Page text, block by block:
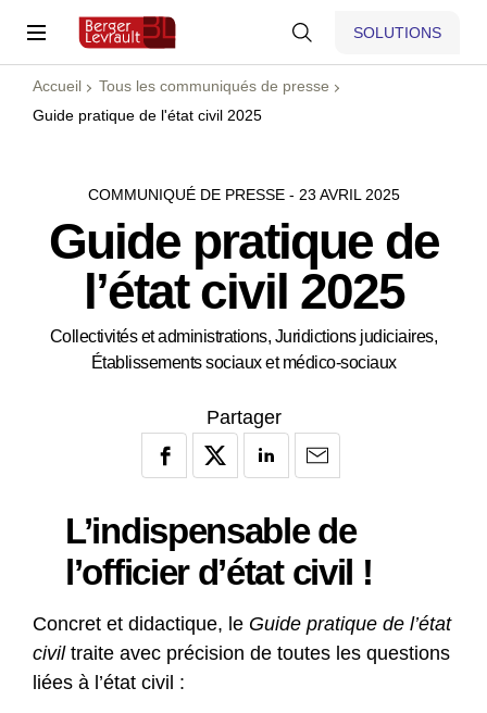
SOLUTIONS
Accueil
Tous les communiqués de presse
Guide pratique de l'état civil 2025
COMMUNIQUÉ DE PRESSE - 23 AVRIL 2025
Guide pratique de
l’état civil 2025
Collectivités et administrations, Juridictions judiciaires,
Établissements sociaux et médico-sociaux
Partager
L’indispensable de
l’officier d’état civil !
Concret et didactique, le Guide pratique de l’état
civil traite avec précision de toutes les questions
liées à l’état civil :